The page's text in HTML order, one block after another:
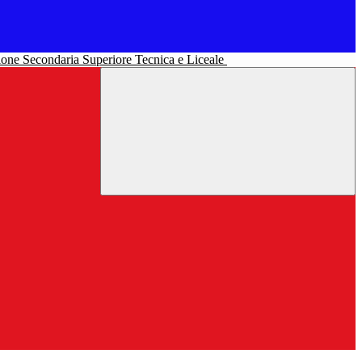
Secondaria Superiore Tecnica e Liceale